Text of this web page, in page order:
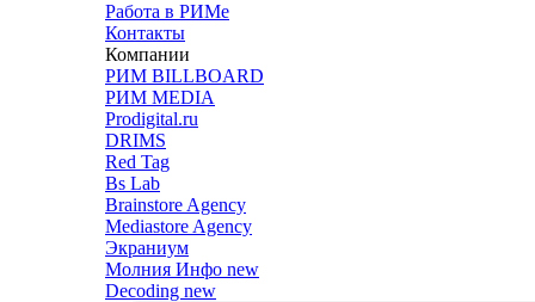
Работа в РИМе
Контакты
Компании
РИМ BILLBOARD
РИМ MEDIA
Prodigital.ru
DRIMS
Red Tag
Bs Lab
Brainstore Agency
Mediastore Agency
Экраниум
Молния Инфо new
Decoding new